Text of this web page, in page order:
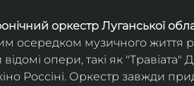
оркестр Луганської
осередком музичного життя
відомі опери, такі як
Россіні. Оркестр завжди